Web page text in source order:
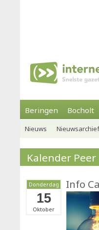
Beringen Bocholt
Nieuws Nieuwsarchief
Kalender Peer
Donderdag
15
Oktober
Info